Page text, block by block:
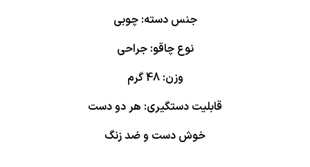
جنس دسته: چوبی
نوع چاقو: جراحی
وزن: 48 گرم
قابلیت دستگیری: هر دو دست
خوش دست و ضد زنگ